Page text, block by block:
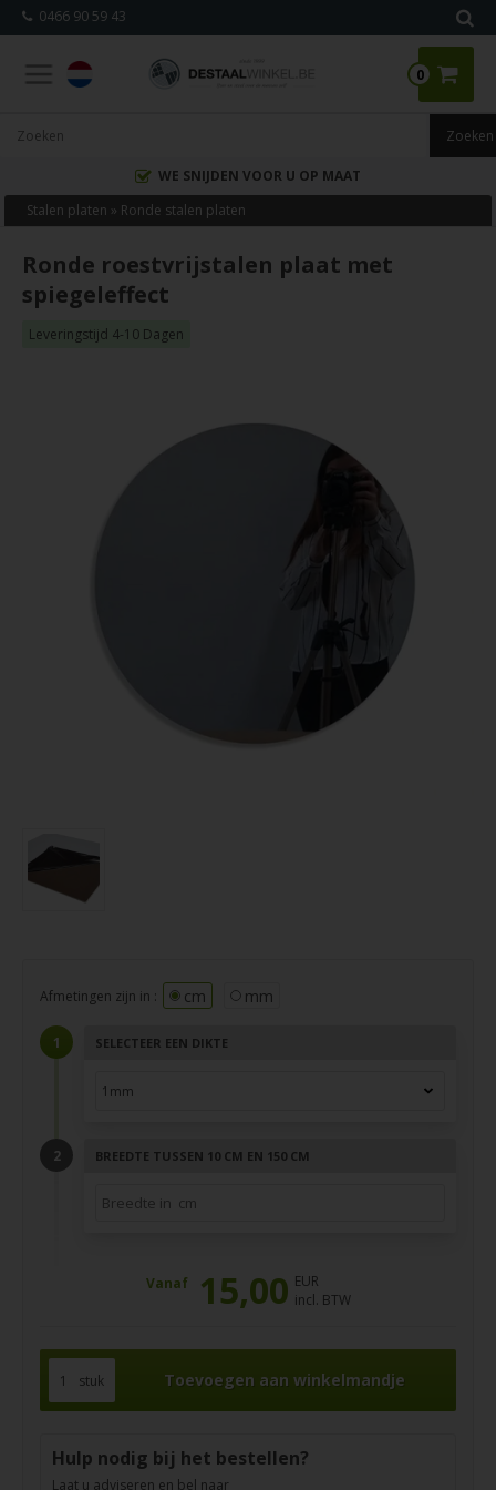
0466 90 59 43
0
WE SNIJDEN VOOR U OP MAAT
Stalen platen » Ronde stalen platen
Ronde roestvrijstalen plaat met
spiegeleffect
Leveringstijd 4-10 Dagen
Afmetingen zijn in : cm mm
SELECTEER EEN DIKTE
BREEDTE TUSSEN 10 CM EN 150 CM
Vanaf 15,00 EUR
incl. BTW
stuk
Hulp nodig bij het bestellen?
Laat u adviseren en bel naar